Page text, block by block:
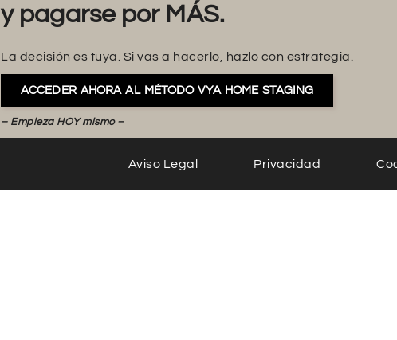
y pagarse por MÁS.
La decisión es tuya. Si vas a hacerlo, hazlo con estrategia.
ACCEDER AHORA AL MÉTODO VYA HOME STAGING
– Empieza HOY mismo –
Aviso Legal Privacidad